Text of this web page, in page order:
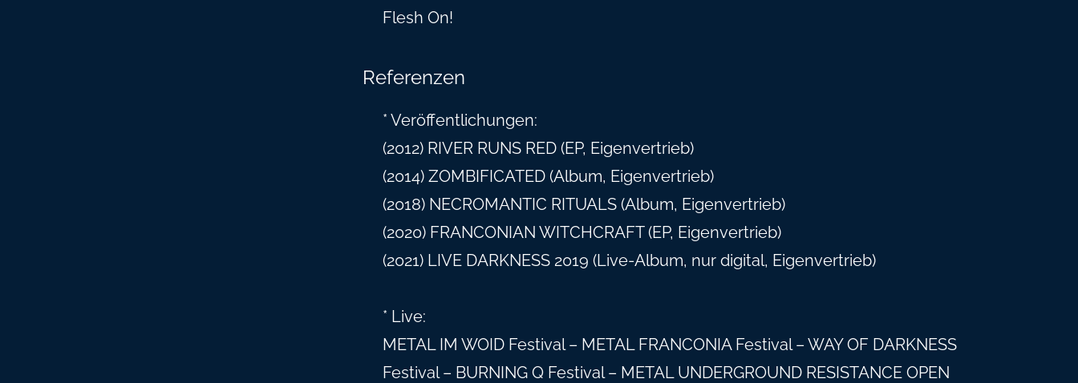
Flesh On!
Referenzen
* Veröffentlichungen:
(2012) RIVER RUNS RED (EP, Eigenvertrieb)
(2014) ZOMBIFICATED (Album, Eigenvertrieb)
(2018) NECROMANTIC RITUALS (Album, Eigenvertrieb)
(2020) FRANCONIAN WITCHCRAFT (EP, Eigenvertrieb)
(2021) LIVE DARKNESS 2019 (Live-Album, nur digital, Eigenvertrieb)
* Live:
METAL IM WOID Festival – METAL FRANCONIA Festival – WAY OF DARKNESS
Festival – BURNING Q Festival – METAL UNDERGROUND RESISTANCE OPEN